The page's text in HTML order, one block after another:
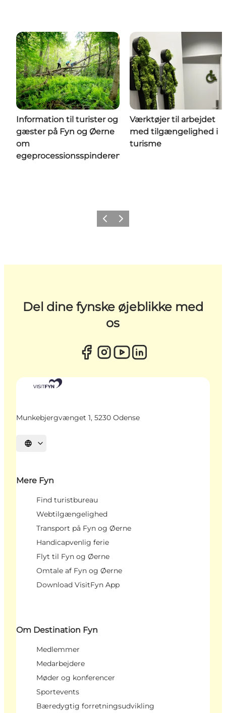
Information til turister og
gæster på Fyn og Øerne
om
egeprocessionsspinderen
Værktøjer til arbejdet
med tilgængelighed i
turisme
ForrigeNæste
Del dine fynske øjeblikke med
os
Munkebjergvænget 1, 5230 Odense
Vælg sprog
Mere Fyn
Find turistbureau
Webtilgængelighed
Transport på Fyn og Øerne
Handicapvenlig ferie
Flyt til Fyn og Øerne
Omtale af Fyn og Øerne
Download VisitFyn App
Om Destination Fyn
Medlemmer
Medarbejdere
Møder og konferencer
Sportevents
Bæredygtig forretningsudvikling